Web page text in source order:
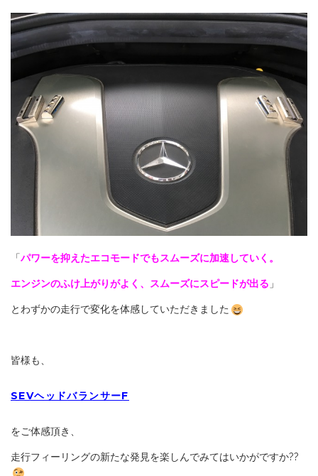
「パワーを抑えたエコモードでもスムーズに加速していく。
エンジンのふけ上がりがよく、スムーズにスピードが出る 」
とわずかの走行で変化を体感していただきました
皆様も、
SEVヘッドバランサーF
をご体感頂き、
走行フィーリングの新たな発見を楽しんでみてはいかがですか??